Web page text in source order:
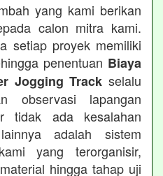
yang kami berikan
calon mitra kami.
setiap proyek memiliki
penentuan Biaya
Jogging Track selalu
observasi lapangan
tidak ada kesalahan
adalah sistem
yang terorganisir,
hingga tahap uji